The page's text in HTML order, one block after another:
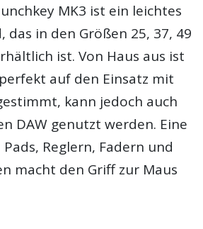
MK3 ist ein leichtes
das in den Größen 25, 37, 49
ist. Von Haus aus ist
auf den Einsatz mit
kann jedoch auch
DAW genutzt werden. Eine
Reglern, Fadern und
macht den Griff zur Maus